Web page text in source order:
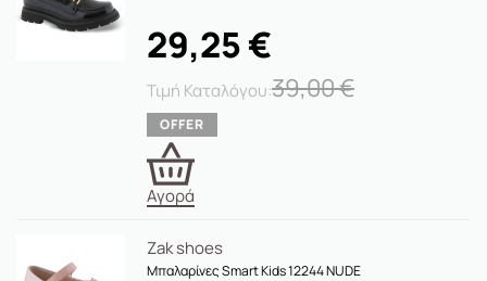
39,00€
29,25€
Αγορά
Zak shoes
Μπαλαρίνες Smart Kids 12244 NUDE